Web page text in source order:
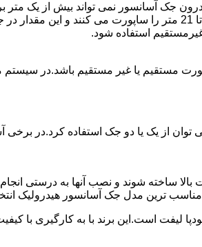
جک آسانسور نمی تواند بیش از یک متر
مستقیم یا غیر مستقیم باشد.در
توان از یک یا دو جک استفاده کرد.در
ساخته شوند و نصب آنها به درستی
ترین مدل جک آسانسور هیدرولیک
لیفت است.این برند با به کارگیری